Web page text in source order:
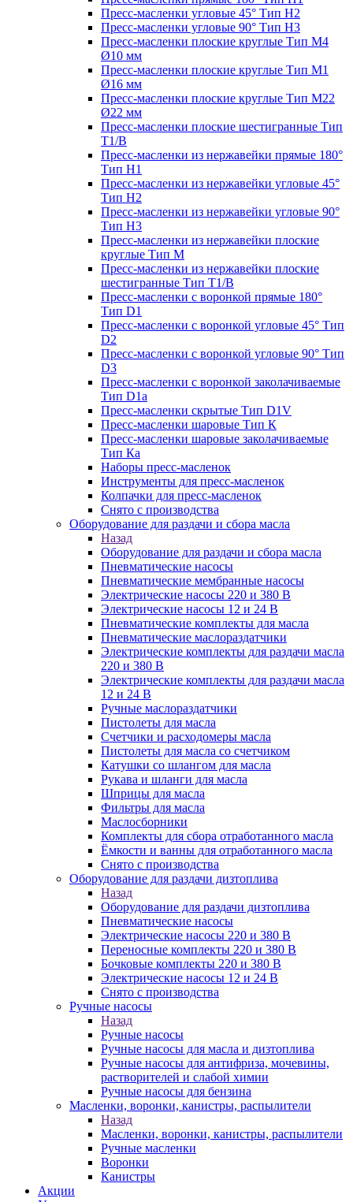
Пресс-масленки угловые 45° Тип H2
Пресс-масленки угловые 90° Тип H3
Пресс-масленки плоские круглые Тип M4
Ø10 мм
Пресс-масленки плоские круглые Тип M1
Ø16 мм
Пресс-масленки плоские круглые Тип M22
Ø22 мм
Пресс-масленки плоские шестигранные Тип
T1/B
Пресс-масленки из нержавейки прямые 180°
Тип H1
Пресс-масленки из нержавейки угловые 45°
Тип H2
Пресс-масленки из нержавейки угловые 90°
Тип H3
Пресс-масленки из нержавейки плоские
круглые Тип M
Пресс-масленки из нержавейки плоские
шестигранные Тип T1/B
Пресс-масленки с воронкой прямые 180°
Тип D1
Пресс-масленки с воронкой угловые 45° Тип
D2
Пресс-масленки с воронкой угловые 90° Тип
D3
Пресс-масленки с воронкой заколачиваемые
Тип D1a
Пресс-масленки скрытые Тип D1V
Пресс-масленки шаровые Тип К
Пресс-масленки шаровые заколачиваемые
Тип Кa
Наборы пресс-масленок
Инструменты для пресс-масленок
Колпачки для пресс-масленок
Снято с производства
Оборудование для раздачи и сбора масла
Назад
Оборудование для раздачи и сбора масла
Пневматические насосы
Пневматические мембранные насосы
Электрические насосы 220 и 380 В
Электрические насосы 12 и 24 В
Пневматические комплекты для масла
Пневматические маслораздатчики
Электрические комплекты для раздачи масла
220 и 380 В
Электрические комплекты для раздачи масла
12 и 24 В
Ручные маслораздатчики
Пистолеты для масла
Счетчики и расходомеры масла
Пистолеты для масла со счетчиком
Катушки со шлангом для масла
Рукава и шланги для масла
Шприцы для масла
Фильтры для масла
Маслосборники
Комплекты для сбора отработанного масла
Ёмкости и ванны для отработанного масла
Снято с производства
Оборудование для раздачи дизтоплива
Назад
Оборудование для раздачи дизтоплива
Пневматические насосы
Электрические насосы 220 и 380 В
Переносные комплекты 220 и 380 В
Бочковые комплекты 220 и 380 В
Электрические насосы 12 и 24 В
Снято с производства
Ручные насосы
Назад
Ручные насосы
Ручные насосы для масла и дизтоплива
Ручные насосы для антифриза, мочевины,
растворителей и слабой химии
Ручные насосы для бензина
Масленки, воронки, канистры, распылители
Назад
Масленки, воронки, канистры, распылители
Ручные масленки
Воронки
Канистры
Акции